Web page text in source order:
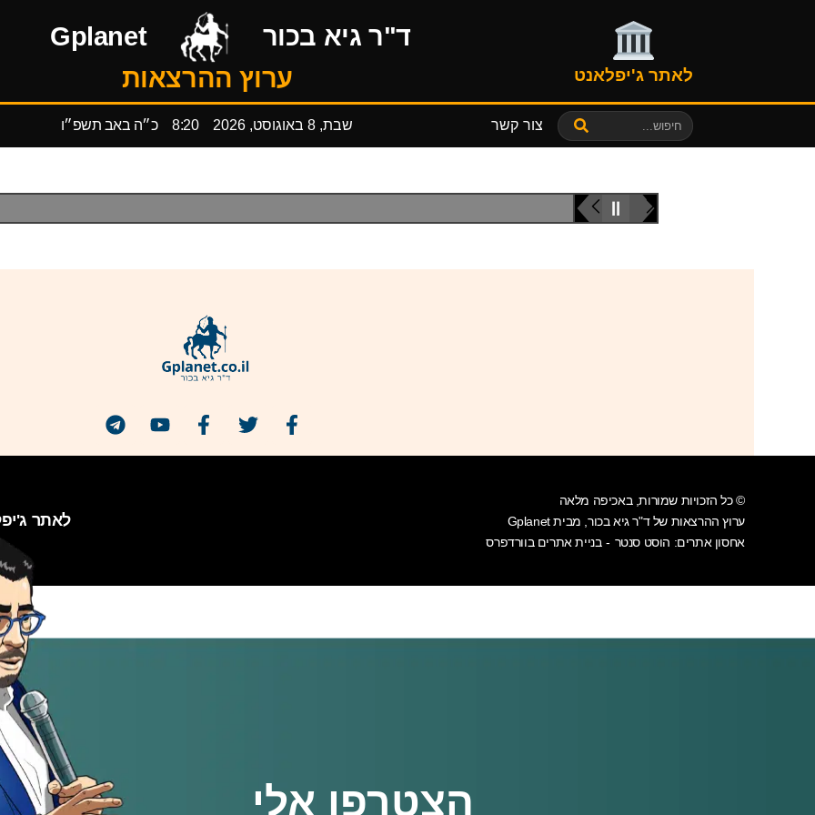
לאתר ג'יפלאנט
ד"ר גיא בכור
Gplanet
ערוץ ההרצאות
צור קשר שבת, 8 באוגוסט, 2026 8:20 כ״ה באב תשפ״ו
© כל הזכויות שמורות, באכיפה מלאה
ערוץ ההרצאות של ד"ר גיא בכור, מבית Gplanet
אחסון אתרים: הוסט סנטר - בניית אתרים בוורדפרס
לאתר
הצטרפו אלי